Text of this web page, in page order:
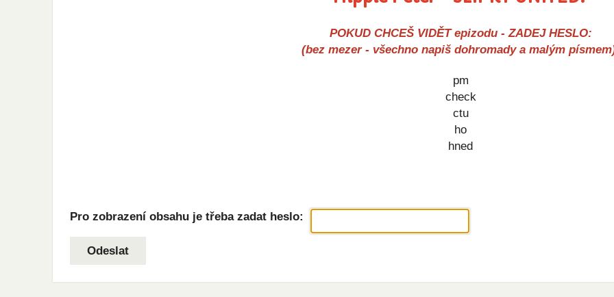
POKUD CHCEŠ VIDĚT epizodu - ZADEJ HESLO:
(bez mezer - všechno napiš dohromady a malým
pm
check
ctu
ho
hned
Pro zobrazení obsahu je třeba zadat heslo: